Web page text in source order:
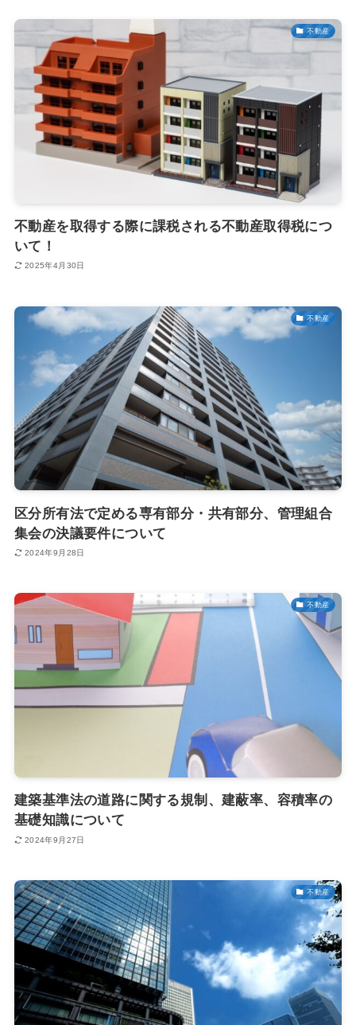
不動産
不動産を取得する際に課税される不動産取得税につ
いて！
2025年4月30日
不動産
区分所有法で定める専有部分・共有部分、管理組合
集会の決議要件について
2024年9月28日
不動産
建築基準法の道路に関する規制、建蔽率、容積率の
基礎知識について
2024年9月27日
不動産